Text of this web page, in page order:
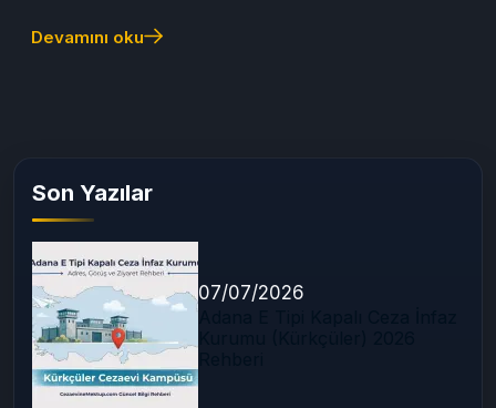
Devamını oku
Son Yazılar
07/07/2026